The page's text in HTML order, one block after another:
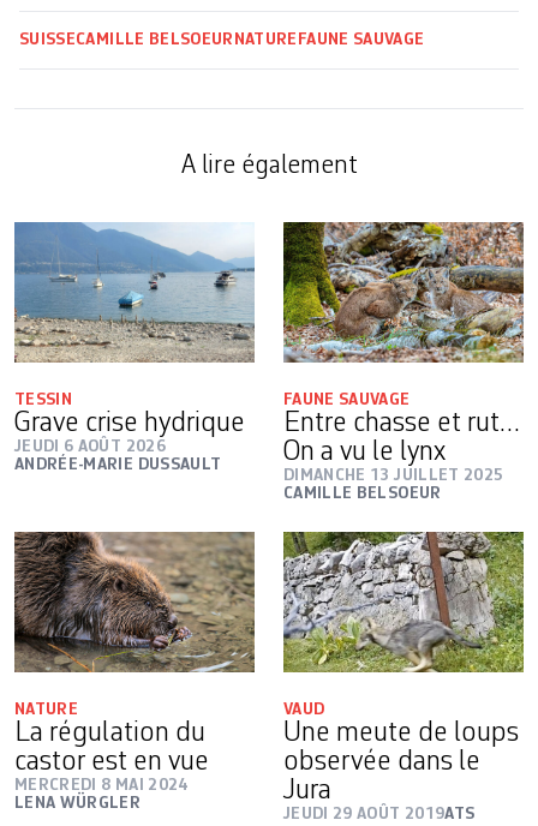
SUISSECAMILLE BELSOEUR NATURE FAUNE SAUVAGE
A lire également
TESSIN
Grave crise hydrique
JEUDI 6 AOÛT 2026
ANDRÉE-MARIE DUSSAULT
FAUNE SAUVAGE
Entre chasse et rut…
On a vu le lynx
DIMANCHE 13 JUILLET 2025
CAMILLE BELSOEUR
NATURE
La régulation du
castor est en vue
MERCREDI 8 MAI 2024
LENA WÜRGLER
VAUD
Une meute de loups
observée dans le
Jura
JEUDI 29 AOÛT 2019ATS